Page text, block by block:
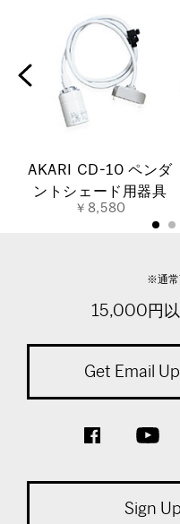
AKARI CD-10 ペンダ
ントシェード用器具
￥8,580
※通常
15,000円
Get Email
Sign Up